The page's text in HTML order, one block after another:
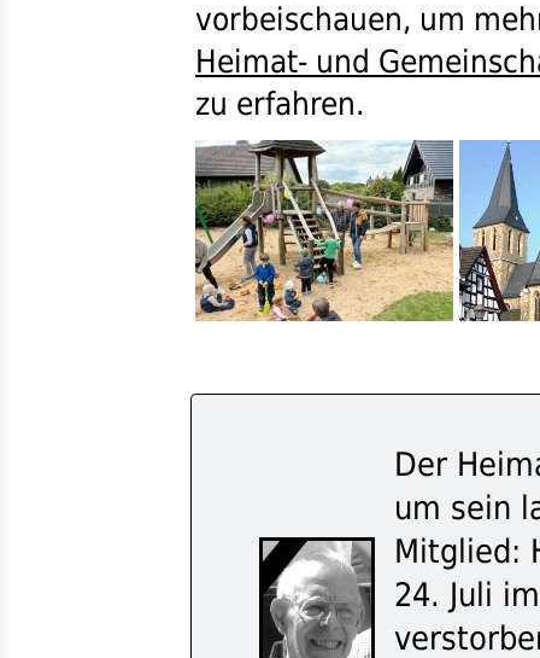
vorbeischauen, um
Heimat- und
zu erfahren.
Der
um sein
Mitglied:
24. Juli